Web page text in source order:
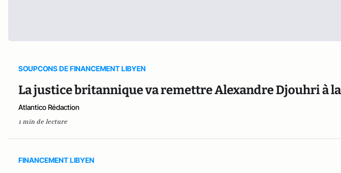
SOUPCONS DE FINANCEMENT LIBYEN
La justice britannique va remettre Alexandre Djouhri à
Atlantico Rédaction
1 min de lecture
FINANCEMENT LIBYEN